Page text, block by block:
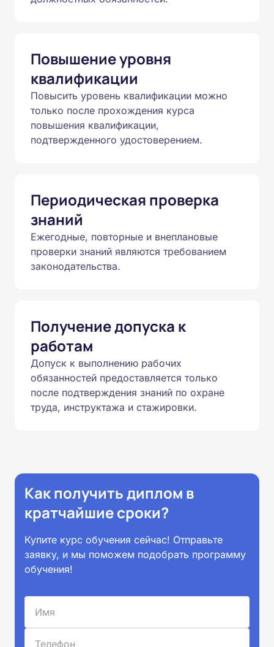
Повышение уровня
квалификации
Повысить уровень квалификации можно
только после прохождения курса
повышения квалификации,
подтвержденного удостоверением.
Периодическая проверка
знаний
Ежегодные, повторные и внеплановые
проверки знаний являются требованием
законодательства.
Получение допуска к
работам
Допуск к выполнению рабочих
обязанностей предоставляется только
после подтверждения знаний по охране
труда, инструктажа и стажировки.
Как получить диплом в
кратчайшие сроки?
Купите курс обучения сейчас! Отправьте
заявку, и мы поможем подобрать программу
обучения!